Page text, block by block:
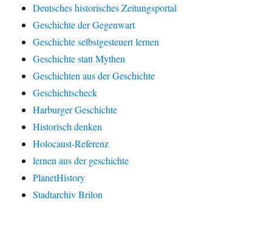
Deutsches historisches Zeitungsportal
Geschichte der Gegenwart
Geschichte selbstgesteuert lernen
Geschichte statt Mythen
Geschichten aus der Geschichte
Geschichtscheck
Harburger Geschichte
Historisch denken
Holocaust-Referenz
lernen aus der geschichte
PlanetHistory
Stadtarchiv Brilon